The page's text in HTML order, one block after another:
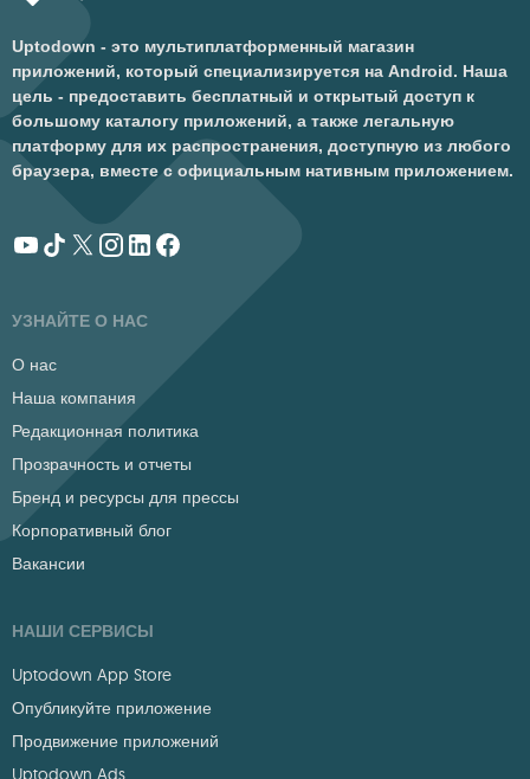
Uptodown - это мультиплатформенный магазин
приложений, который специализируется на Android. Наша
цель - предоставить бесплатный и открытый доступ к
большому каталогу приложений, а также легальную
платформу для их распространения, доступную из любого
браузера, вместе с официальным нативным приложением.
УЗНАЙТЕ О НАС
О нас
Наша компания
Редакционная политика
Прозрачность и отчеты
Бренд и ресурсы для прессы
Корпоративный блог
Вакансии
НАШИ СЕРВИСЫ
Uptodown App Store
Опубликуйте приложение
Продвижение приложений
Uptodown Ads